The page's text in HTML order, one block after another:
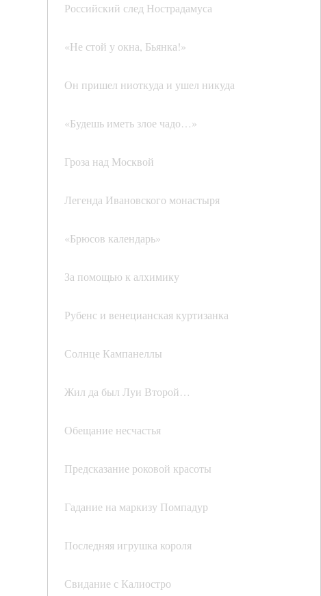
Российский след Нострадамуса
«Не стой у окна, Бьянка!»
Он пришел ниоткуда и ушел никуда
«Будешь иметь злое чадо…»
Гроза над Москвой
Легенда Ивановского монастыря
«Брюсов календарь»
За помощью к алхимику
Рубенс и венецианская куртизанка
Солнце Кампанеллы
Жил да был Луи Второй…
Обещание несчастья
Предсказание роковой красоты
Гадание на маркизу Помпадур
Последняя игрушка короля
Свидание с Калиостро